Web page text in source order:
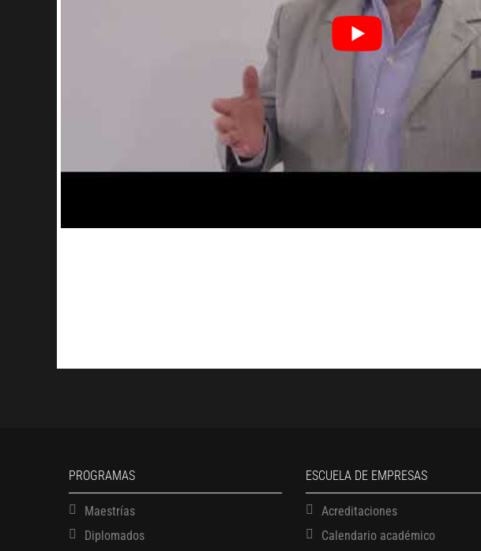
PROGRAMAS
Maestrías
Diplomados
ESCUELA DE EMPRESAS
Acreditaciones
Calendario académico